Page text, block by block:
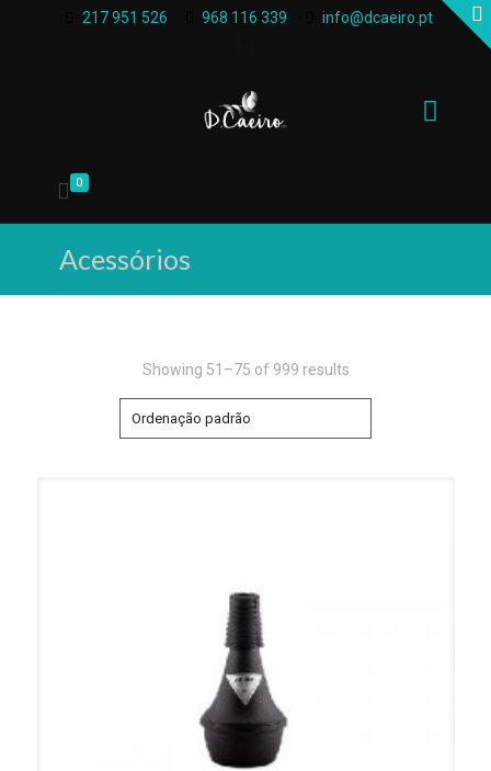
217 951 526 968 116 339 info@dcaeiro.pt
0
Acessórios
Showing 51–75 of 999 results